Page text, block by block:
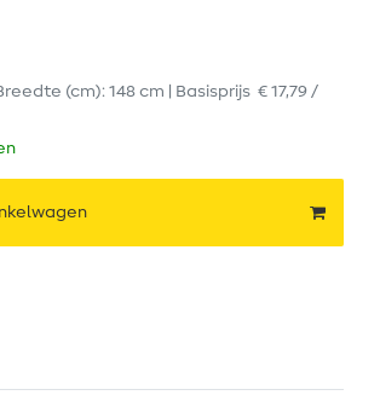
(cm): 148 cm | Basisprijs€ 17,79 /